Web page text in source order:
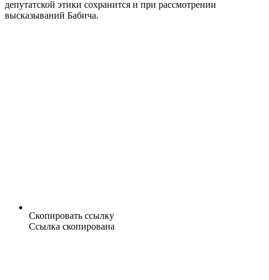
депутатской этики сохранится и при рассмотрении
высказываний Бабича.
Скопировать ссылку
Ссылка скопирована